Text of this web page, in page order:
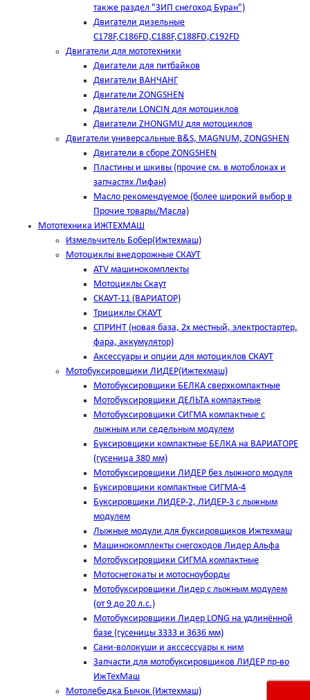
также раздел "ЗИП снегоход Буран")
Двигатели дизельные
C178F,С186FD,C188F,C188FD,C192FD
Двигатели для мототехники
Двигатели для питбайков
Двигатели ВАНЧАНГ
Двигатели ZONGSHEN
Двигатели LONCIN для мотоциклов
Двигатели ZHONGMU для мотоциклов
Двигатели универсальные B&S, MAGNUM, ZONGSHEN
Двигатели в сборе ZONGSHEN
Пластины и шкивы (прочие см. в мотоблоках и
запчастях Лифан)
Масло рекомендуемое (более широкий выбор в
Прочие товары/Масла)
Мототехника ИЖТЕХМАШ
Измельчитель Бобер(Ижтехмаш)
Мотоциклы внедорожные СКАУТ
ATV машинокомплекты
Мотоциклы Скаут
СКАУТ-11 (ВАРИАТОР)
Трициклы СКАУТ
СПРИНТ (новая база, 2х местный, электростартер,
фара, аккумулятор)
Аксессуары и опции для мотоциклов СКАУТ
Мотобуксировщики ЛИДЕР(Ижтехмаш)
Мотобуксировщики БЕЛКА сверхкомпактные
Мотобуксировщики ДЕЛЬТА компактные
Мотобуксировщики СИГМА компактные с
лыжным или седельным модулем
Буксировщики компактные БЕЛКА на ВАРИАТОРЕ
(гусеница 380 мм)
Мотобуксировщики ЛИДЕР без лыжного модуля
Буксировщики компактные СИГМА-4
Буксировщики ЛИДЕР-2, ЛИДЕР-3 c лыжным
модулем
Лыжные модули для буксировщиков Ижтехмаш
Машинокомплекты снегоходов Лидер Альфа
Мотобуксировщики СИГМА компактные
Мотоснегокаты и мотосноуборды
Мотобуксировщики Лидер с лыжным модулем
(от 9 до 20 л.с.)
Мотобуксировщики Лидер LONG на удлинённой
базе (гусеницы 3333 и 3636 мм)
Сани-волокуши и акссессуары к ним
Запчасти для мотобуксировщиков ЛИДЕР пр-во
ИжТехМаш
Мотолебедка Бычок (Ижтехмаш)